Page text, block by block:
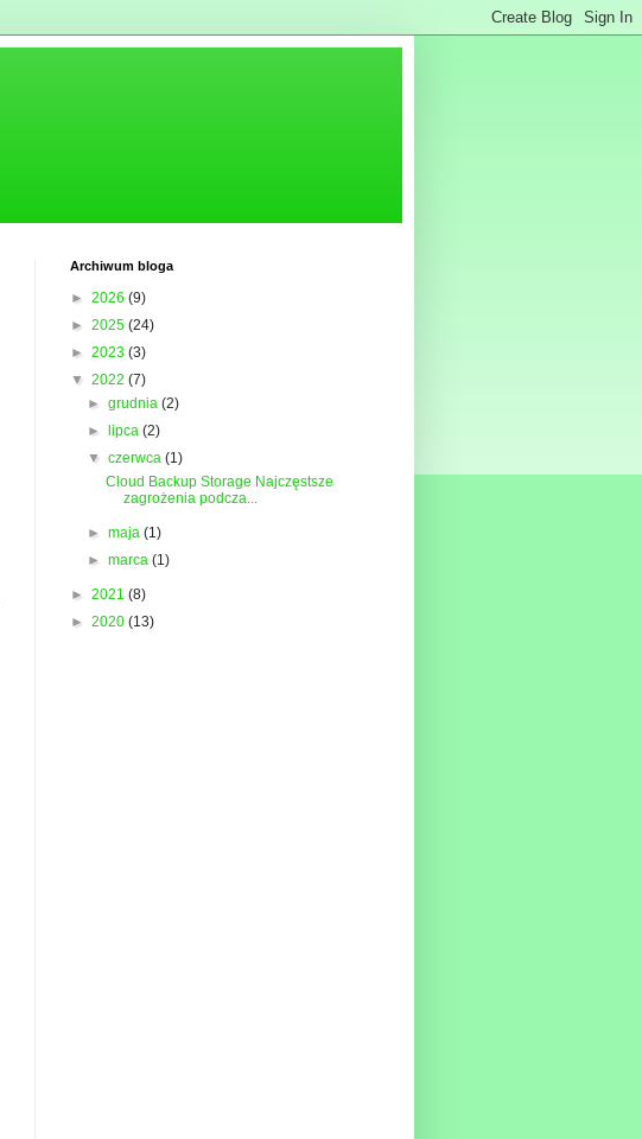
Archiwum bloga
► 2026 (9)
► 2025 (24)
► 2023 (3)
▼ 2022 (7)
►grudnia(2)
►
lipca(2)
▼czerwca(1)
Cloud Backup Storage Najczęstsze
zagrożenia podcza...
►maja(1)
►marca(1)
► 2021 (8)
► 2020 (13)